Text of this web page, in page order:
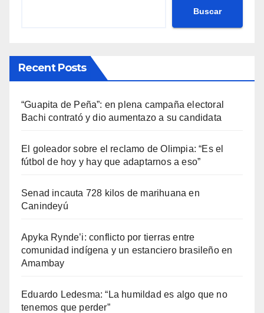
Buscar
Recent Posts
“Guapita de Peña”: en plena campaña electoral
Bachi contrató y dio aumentazo a su candidata
El goleador sobre el reclamo de Olimpia: “Es el
fútbol de hoy y hay que adaptarnos a eso”
Senad incauta 728 kilos de marihuana en
Canindeyú
Apyka Rynde’i: conflicto por tierras entre
comunidad indígena y un estanciero brasileño en
Amambay
Eduardo Ledesma: “La humildad es algo que no
tenemos que perder”